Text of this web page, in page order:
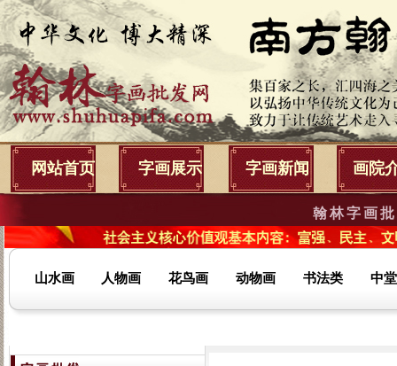
网站首页 字画展示 字画新闻 画院
翰林字画
山水画 人物画 花鸟画 动物画 书法类 中